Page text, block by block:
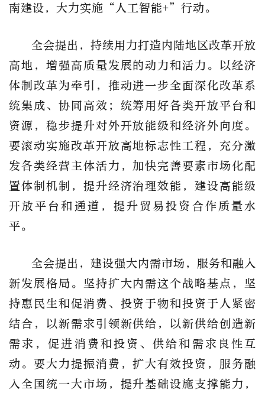
南建设，大力实施“人工智能+”行动。
全会提出，持续用力打造内陆地区改革开放
高地，增强高质量发展的动力和活力。以经济
体制改革为牵引，推动进一步全面深化改革系
统集成、协同高效；统筹用好各类开放平台和
资源，稳步提升对外开放能级和经济外向度。
要滚动实施改革开放高地标志性工程，充分激
发各类经营主体活力，加快完善要素市场化配
置体制机制，提升经济治理效能，建设高能级
开放平台和通道，提升贸易投资合作质量水
平。
全会提出，建设强大内需市场，服务和融入
新发展格局。坚持扩大内需这个战略基点，坚
持惠民生和促消费、投资于物和投资于人紧密
结合，以新需求引领新供给，以新供给创造新
需求，促进消费和投资、供给和需求良性互
动。要大力提振消费，扩大有效投资，服务融
入全国统一大市场，提升基础设施支撑能力，